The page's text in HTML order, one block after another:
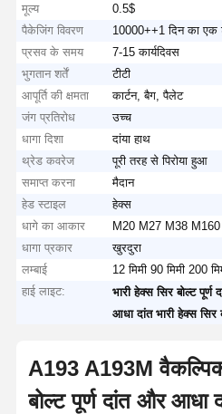
मूल्य
0.5$
पैकेजिंग विवरण
10000++1 दिन का एक
प्रसव के समय
7-15 कार्यदिवस
भुगतान शर्तें
टीटी
आपूर्ति की क्षमता
कार्टन, बैग, पैलेट
जंग प्रतिरोध
उच्च
धागा दिशा
दांया हाथ
थ्रेड कवरेज
पूरी तरह से पिरोया हुआ
समाप्त करना
मैदान
हेड स्टाइल
हेक्स
धागे का आकार
M20 M27 M38
धागा प्रकार
खुरदुरा
लम्बाई
12 मिमी 90 मिमी 200
हाई लाइट:
भारी हेक्स सिर बोल्ट पूर्ण
आधा दांत भारी हेक्स सिर
A193 A193M
बोल्ट पूर्ण दांत और आधा